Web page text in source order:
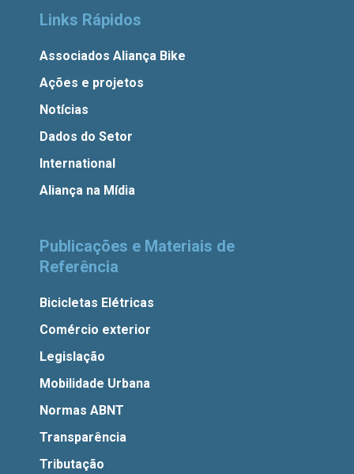
Links Rápidos
Associados Aliança Bike
Ações e projetos
Notícias
Dados do Setor
International
Aliança na Mídia
Publicações e Materiais de
Referência
Bicicletas Elétricas
Comércio exterior
Legislação
Mobilidade Urbana
Normas ABNT
Transparência
Tributação